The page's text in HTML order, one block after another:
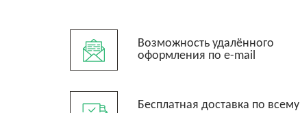
Возможность удалённого
оформления по e-mail
Бесплатная доставка по всему